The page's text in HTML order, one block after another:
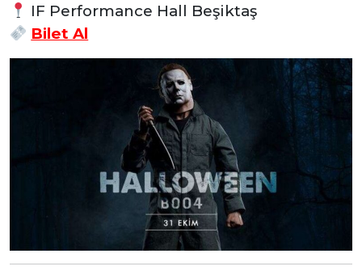
IF Performance Hall Beşiktaş
Bilet Al